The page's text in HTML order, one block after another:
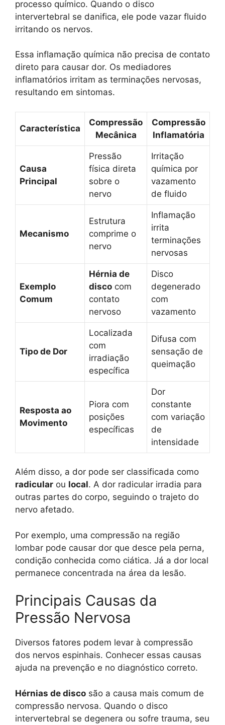
processo químico. Quando o disco
intervertebral se danifica, ele pode vazar fluido
irritando os nervos.
Essa inflamação química não precisa de contato
direto para causar dor. Os mediadores
inflamatórios irritam as terminações nervosas,
resultando em sintomas.
Característica
Compressão
Mecânica
Compressão
Inflamatória
Causa
Principal
Pressão
física direta
sobre o
nervo
Irritação
química por
vazamento
de fluido
Mecanismo
Estrutura
comprime o
nervo
Inflamação
irrita
terminações
nervosas
Exemplo
Comum
Hérnia de
disco com
contato
nervoso
Disco
degenerado
com
vazamento
Tipo de Dor
Localizada
com
irradiação
específica
Difusa com
sensação de
queimação
Resposta ao
Movimento
Piora com
posições
específicas
Dor
constante
com variação
de
intensidade
Além disso, a dor pode ser classificada como
radicular ou local. A dor radicular irradia para
outras partes do corpo, seguindo o trajeto do
nervo afetado.
Por exemplo, uma compressão na região
lombar pode causar dor que desce pela perna,
condição conhecida como ciática. Já a dor local
permanece concentrada na área da lesão.
Principais Causas da
Pressão Nervosa
Diversos fatores podem levar à compressão
dos nervos espinhais. Conhecer essas causas
ajuda na prevenção e no diagnóstico correto.
Hérnias de disco são a causa mais comum de
compressão nervosa. Quando o disco
intervertebral se degenera ou sofre trauma, seu